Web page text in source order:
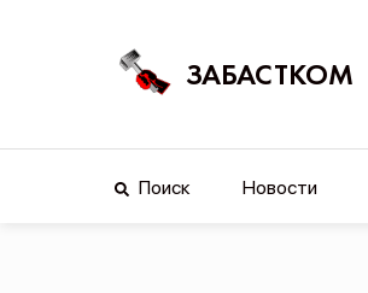
ЗАБАСТКОМ
Поиск Новости